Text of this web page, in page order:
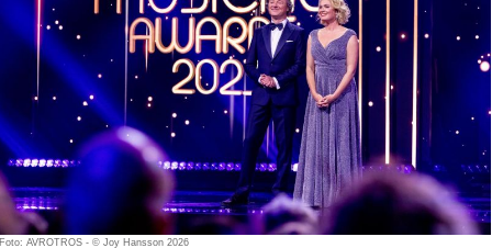
Foto: AVROTROS - © Joy Hansson 2026